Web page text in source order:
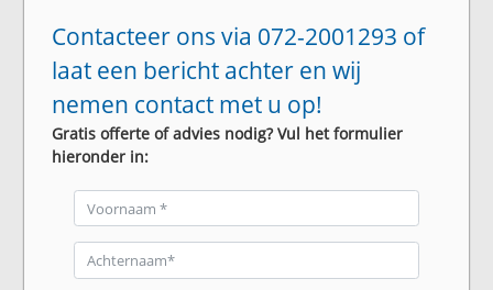
Contacteer ons via 072-2001293 of
laat een bericht achter en wij
nemen contact met u op!
Gratis offerte of advies nodig? Vul het formulier
hieronder in: